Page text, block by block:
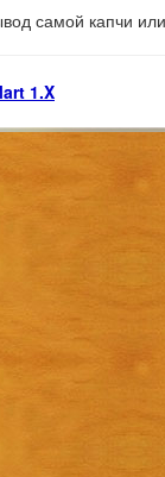
самой капчи
1.X